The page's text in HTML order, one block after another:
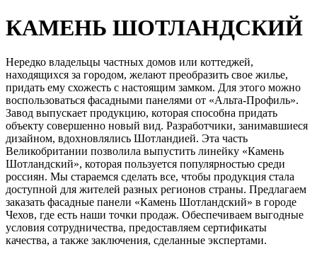
КАМЕНЬ ШОТЛАНДСКИЙ
Нередко владельцы частных домов или коттеджей,
находящихся за городом, желают преобразить свое жилье,
придать ему схожесть с настоящим замком. Для этого можно
воспользоваться фасадными панелями от «Альта-Профиль».
Завод выпускает продукцию, которая способна придать
объекту совершенно новый вид. Разработчики, занимавшиеся
дизайном, вдохновлялись Шотландией. Эта часть
Великобритании позволила выпустить линейку «Камень
Шотландский», которая пользуется популярностью среди
россиян. Мы стараемся сделать все, чтобы продукция стала
доступной для жителей разных регионов страны. Предлагаем
заказать фасадные панели «Камень Шотландский» в городе
Чехов, где есть наши точки продаж. Обеспечиваем выгодные
условия сотрудничества, предоставляем сертификаты
качества, а также заключения, сделанные экспертами.